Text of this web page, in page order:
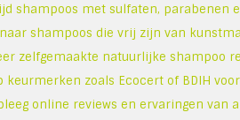
shampoos met sulfaten, parabenen
shampoos die vrij zijn van
zelfgemaakte natuurlijke shampoo
keurmerken zoals Ecocert of BDIH
online reviews en ervaringen van